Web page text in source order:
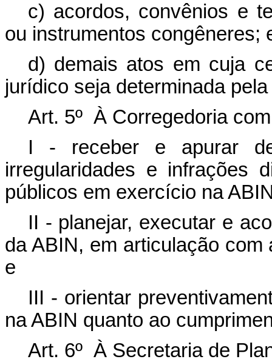
c) acordos, convênios e
ou instrumentos congêneres;
d) demais atos em cuja
jurídico seja determinada
Art. 5º À Corregedoria
I - receber e apurar
irregularidades e infrações
públicos em exercício na
II - planejar, executar e
da ABIN, em articulação
e
III - orientar
na ABIN quanto ao
Art. 6º À Secretaria de